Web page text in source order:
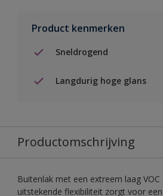
Product kenmerken
Sneldrogend
Langdurig hoge glans
Productomschrijving
Buitenlak met een extreem laag VOC
uitstekende flexibiliteit zorgt voor